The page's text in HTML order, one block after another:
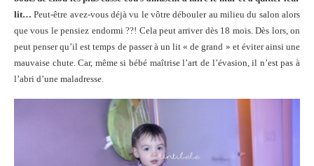
lit… Peut-être avez-vous déjà vu le vôtre débouler au milieu du salon alors
que vous le pensiez endormi ??! Cela peut arriver dès 18 mois. Dès lors, on
peut penser qu’il est temps de passer à un lit « de grand » et éviter ainsi une
mauvaise chute. Car, même si bébé maîtrise l’art de l’évasion, il n’est pas à
l’abri d’une maladresse.